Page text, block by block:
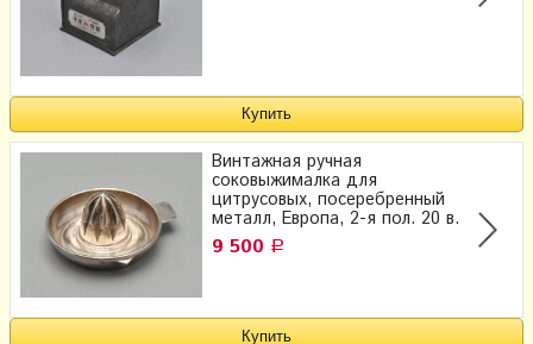
Винтажная ручная
соковыжималка для
цитрусовых, посеребренный
металл, Европа, 2-я пол. 20 в.
9 500 Р